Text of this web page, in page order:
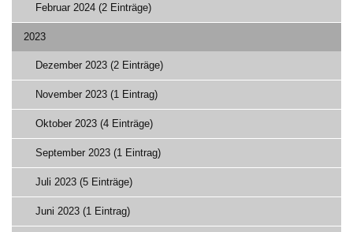
Februar 2024 (2 Einträge)
2023
Dezember 2023 (2 Einträge)
November 2023 (1 Eintrag)
Oktober 2023 (4 Einträge)
September 2023 (1 Eintrag)
Juli 2023 (5 Einträge)
Juni 2023 (1 Eintrag)